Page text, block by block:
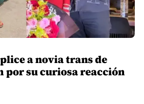
a novia trans de
por su curiosa reacción